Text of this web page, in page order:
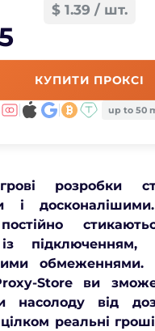
$ 1.39 / шт.
КУПИТИ ПРОКСІ
up to 50
розробки
і
підключенням,
Store ви
насолоду від
реальні